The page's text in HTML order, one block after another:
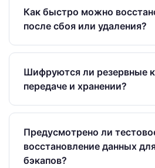
время выполнения и срок
обследования
данных и согласования
коммерческое предложение.
Как быстро можно
после сбоя или удаления?
Время восстановления
их объёма, причины потери и
целевого хранилища. После
критических случаях
данных.
Шифруются ли резервные
передаче и хранении?
Шифрование резервных
требованию заказчика. При
опции данные шифруются как
сети, так и при хранении на
Предусмотрено ли
восстановление данных
бэкапов?